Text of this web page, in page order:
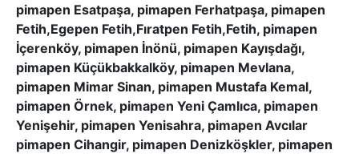
pimapen Esatpaşa, pimapen Ferhatpaşa, pimapen
Fetih,Egepen Fetih,Fıratpen Fetih,Fetih, pimapen
İçerenköy, pimapen İnönü, pimapen Kayışdağı,
pimapen Küçükbakkalköy, pimapen Mevlana,
pimapen Mimar Sinan, pimapen Mustafa Kemal,
pimapen Örnek, pimapen Yeni Çamlıca, pimapen
Yenişehir, pimapen Yenisahra, pimapen Avcılar
pimapen Cihangir, pimapen Denizköşkler, pimapen